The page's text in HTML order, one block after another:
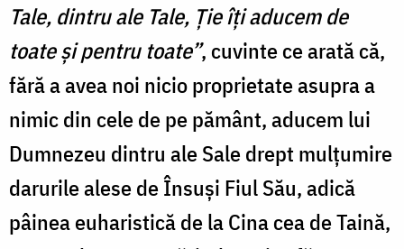
Tale, dintru ale Tale, Ție îți aducem de
toate și pentru toate”, cuvinte ce arată că,
fără a avea noi nicio proprietate asupra a
nimic din cele de pe pământ, aducem lui
Dumnezeu dintru ale Sale drept mulțumire
darurile alese de Însuşi Fiul Său, adică
pâinea euharistică de la Cina cea de Taină,